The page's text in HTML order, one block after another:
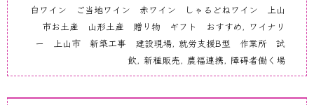
白ワイン ご当地ワイン 赤ワイン しゃるどねワイン 上山
市お土産 山形土産 贈り物 ギフト おすすめ, ワイナリ
ー 上山市 新築工事 建設現場, 就労支援B型 作業所 試
飲, 新種販売, 農福連携, 障碍者働く場